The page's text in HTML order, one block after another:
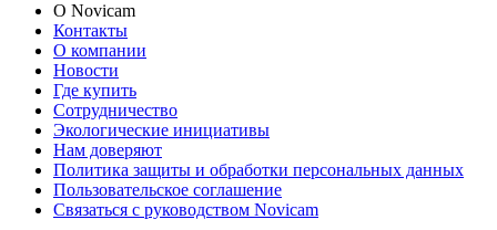
О Novicam
Контакты
О компании
Новости
Где купить
Сотрудничество
Экологические инициативы
Нам доверяют
Политика защиты и обработки персональных данных
Пользовательское соглашение
Связаться с руководством Novicam